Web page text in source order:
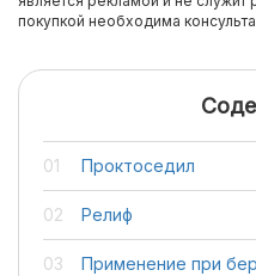
покупкой необходима
Проктоседил
Релиф
Применение при